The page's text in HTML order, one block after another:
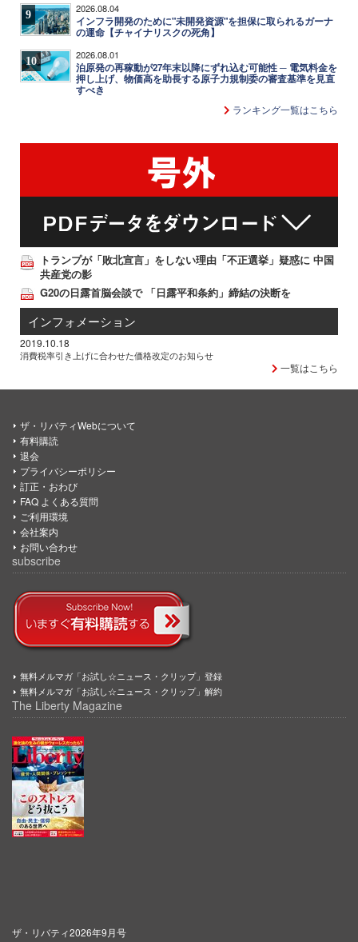
9 2026.08.04
インフラ開発のために"未開発資源"を担保に取られるガーナ
の運命【チャイナリスクの死角】
10 2026.08.01
泊原発の再稼動が27年末以降にずれ込む可能性 ─ 電気料金を
押し上げ、物価高を助長する原子力規制委の審査基準を見直
すべき
ランキング一覧はこちら
トランプが「敗北宣言」をしない理由「不正選挙」疑惑に 中国
共産党の影
G20の日露首脳会談で 「日露平和条約」締結の決断を
インフォメーション
2019.10.18
消費税率引き上げに合わせた価格改定のお知らせ
一覧はこちら
ザ・リバティWebについて
有料購読
退会
プライバシーポリシー
訂正・おわび
FAQ よくある質問
ご利用環境
会社案内
お問い合わせ
subscribe
無料メルマガ「お試し☆ニュース・クリップ」登録
無料メルマガ「お試し☆ニュース・クリップ」解約
The Liberty Magazine
ザ・リバティ2026年9月号